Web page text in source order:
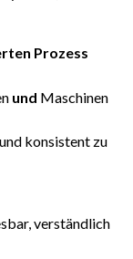
Prozess
und Maschinen
konsistent zu
verständlich